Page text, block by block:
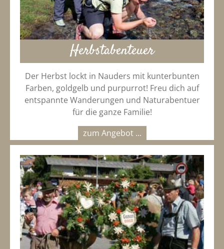
Herbstabenteuer
Der Herbst lockt in Nauders mit kunterbunten
Farben, goldgelb und purpurrot! Freu dich auf
entspannte Wanderungen und Naturabentuer
für die ganze Familie!
zum Angebot ...